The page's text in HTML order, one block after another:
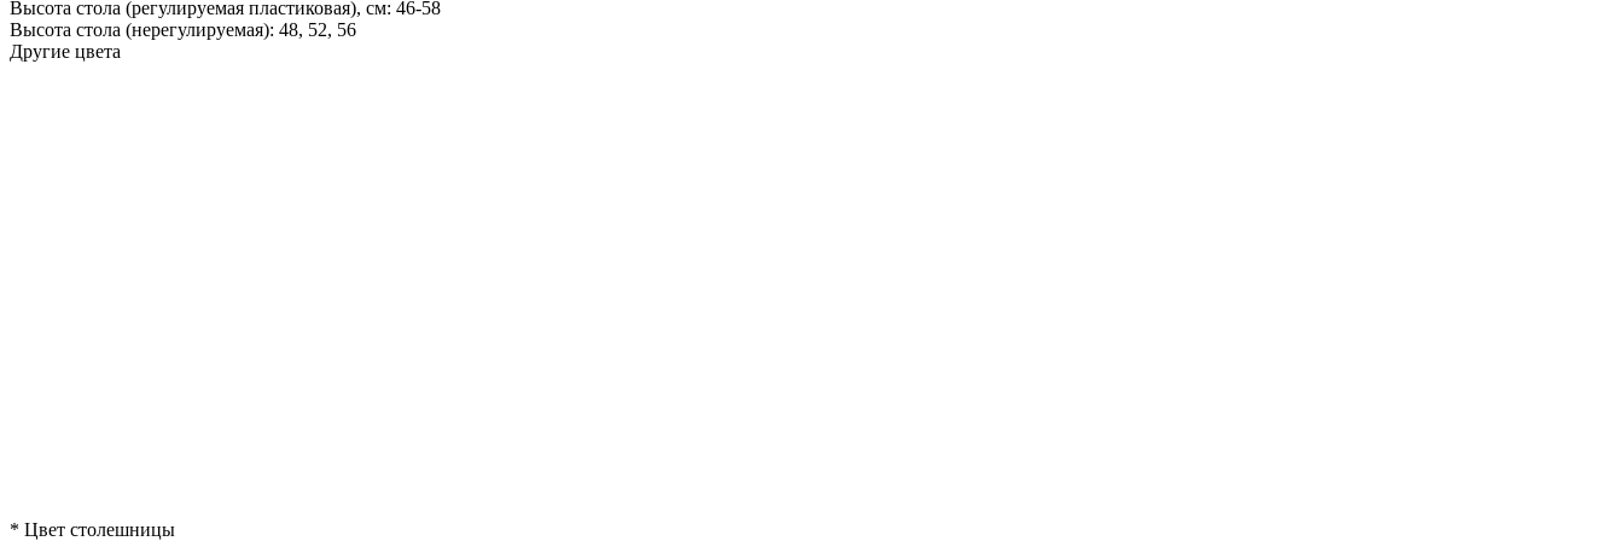
Высота стола (регулируемая пластиковая), см: 46-58
Высота стола (нерегулируемая): 48, 52, 56
Другие цвета
* Цвет столешницы